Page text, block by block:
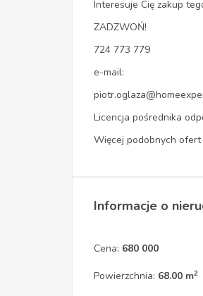
Interesuje Cię zakup
ZADZWOŃ!
724 773 779
e-mail:
Licencja pośrednika
Więcej podobnych ofert
Informacje o
Cena: 680 000
Powierzchnia: 68.00 m2